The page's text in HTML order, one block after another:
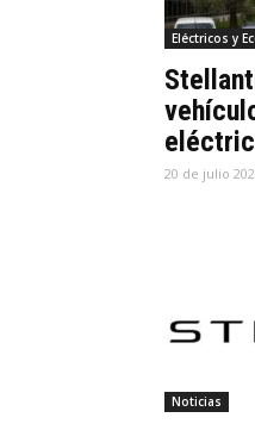
Eléctricos y
20 de julio
Noticias